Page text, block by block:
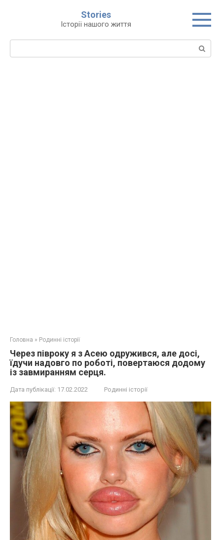
Stories
Історії нашого життя
Пошук:
Головна » Родинні історії
Через півроку я з Асею одружився, але досі,
їдучи надовго по роботі, повертаюся додому
із завмиранням серця.
Дата публікації: 17.02.2022 Родинні історії